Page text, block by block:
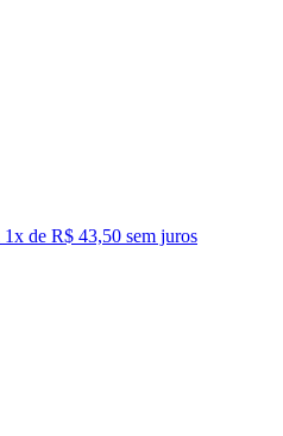
1x de R$ 43,50 sem juros